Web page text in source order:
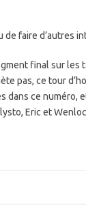
de faire d’autres
final sur les
pas, ce tour
dans ce numéro,
Eric et